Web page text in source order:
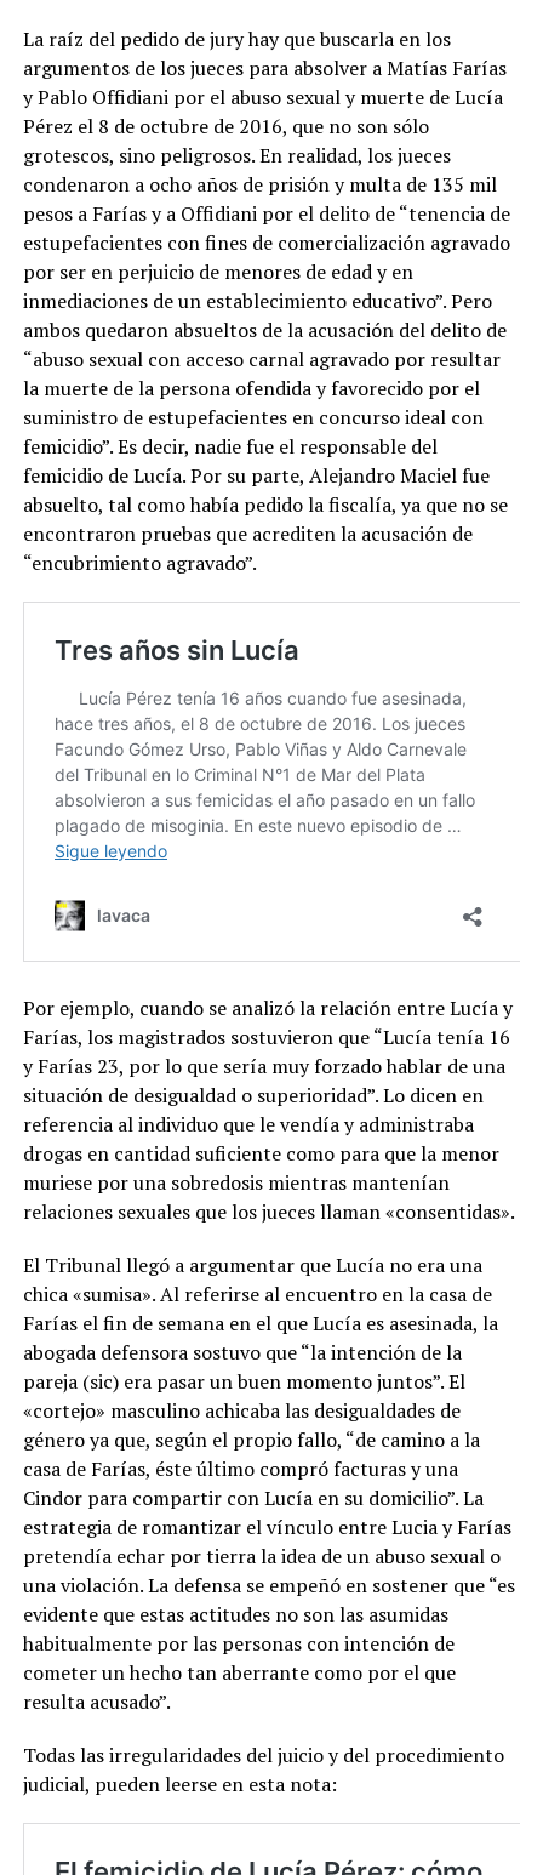
La raíz del pedido de jury hay que buscarla en los
argumentos de los jueces para absolver a Matías Farías
y Pablo Offidiani por el abuso sexual y muerte de Lucía
Pérez el 8 de octubre de 2016, que no son sólo
grotescos, sino peligrosos. En realidad, los jueces
condenaron a ocho años de prisión y multa de 135 mil
pesos a Farías y a Offidiani por el delito de “tenencia de
estupefacientes con fines de comercialización agravado
por ser en perjuicio de menores de edad y en
inmediaciones de un establecimiento educativo”. Pero
ambos quedaron absueltos de la acusación del delito de
“abuso sexual con acceso carnal agravado por resultar
la muerte de la persona ofendida y favorecido por el
suministro de estupefacientes en concurso ideal con
femicidio”. Es decir, nadie fue el responsable del
femicidio de Lucía. Por su parte, Alejandro Maciel fue
absuelto, tal como había pedido la fiscalía, ya que no se
encontraron pruebas que acrediten la acusación de
“encubrimiento agravado”.
Por ejemplo, cuando se analizó la relación entre Lucía y
Farías, los magistrados sostuvieron que “Lucía tenía 16
y Farías 23, por lo que sería muy forzado hablar de una
situación de desigualdad o superioridad”. Lo dicen en
referencia al individuo que le vendía y administraba
drogas en cantidad suficiente como para que la menor
muriese por una sobredosis mientras mantenían
relaciones sexuales que los jueces llaman «consentidas».
El Tribunal llegó a argumentar que Lucía no era una
chica «sumisa». Al referirse al encuentro en la casa de
Farías el fin de semana en el que Lucía es asesinada, la
abogada defensora sostuvo que “la intención de la
pareja (sic) era pasar un buen momento juntos”. El
«cortejo» masculino achicaba las desigualdades de
género ya que, según el propio fallo, “de camino a la
casa de Farías, éste último compró facturas y una
Cindor para compartir con Lucía en su domicilio”. La
estrategia de romantizar el vínculo entre Lucia y Farías
pretendía echar por tierra la idea de un abuso sexual o
una violación. La defensa se empeñó en sostener que “es
evidente que estas actitudes no son las asumidas
habitualmente por las personas con intención de
cometer un hecho tan aberrante como por el que
resulta acusado”.
Todas las irregularidades del juicio y del procedimiento
judicial, pueden leerse en esta nota: